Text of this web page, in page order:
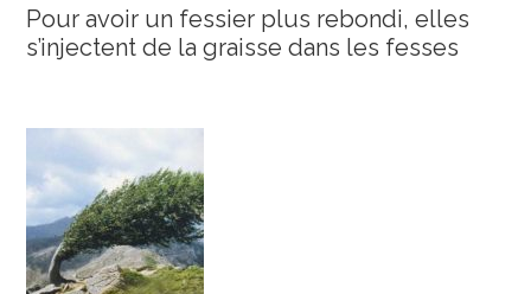
Pour avoir un fessier plus rebondi, elles
s’injectent de la graisse dans les fesses